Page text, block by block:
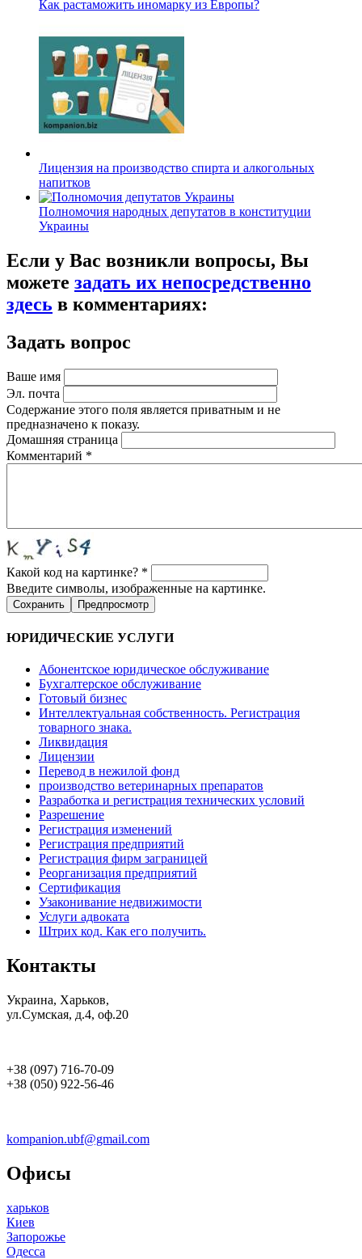
Как растаможить иномарку из Европы?
Лицензия на производство спирта и алкогольных
напитков
Полномочия народных депутатов в конституции
Украины
Если у Вас возникли вопросы, Вы
можете задать их непосредственно
здесь в комментариях:
Задать вопрос
Ваше имя
Эл. почта
Содержание этого поля является приватным и не
предназначено к показу.
Домашняя страница
Комментарий *
Какой код на картинке? *
Введите символы, изображенные на картинке.
ЮРИДИЧЕСКИЕ УСЛУГИ
Абонентское юридическое обслуживание
Бухгалтерское обслуживание
Готовый бизнес
Интеллектуальная собственность. Регистрация
товарного знака.
Ликвидация
Лицензии
Перевод в нежилой фонд
производство ветеринарных препаратов
Разработка и регистрация технических условий
Разрешение
Регистрация изменений
Регистрация предприятий
Регистрация фирм заграницей
Реорганизация предприятий
Сертификация
Узаконивание недвижимости
Услуги адвоката
Штрих код. Как его получить.
Контакты
Украина, Харьков,
ул.Сумская, д.4, оф.20
+38 (097) 716-70-09
+38 (050) 922-56-46
kompanion.ubf@gmail.com
Офисы
харьков
Киев
Запорожье
Одесса